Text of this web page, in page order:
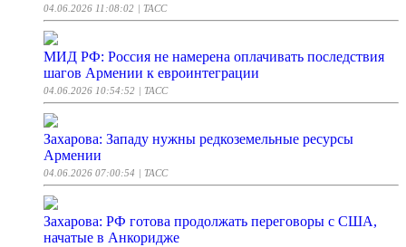
04.06.2026 11:08:02 | ТАСС
МИД РФ: Россия не намерена оплачивать последствия
шагов Армении к евроинтеграции
04.06.2026 10:54:52 | ТАСС
Захарова: Западу нужны редкоземельные ресурсы
Армении
04.06.2026 07:00:54 | ТАСС
Захарова: РФ готова продолжать переговоры с США,
начатые в Анкоридже